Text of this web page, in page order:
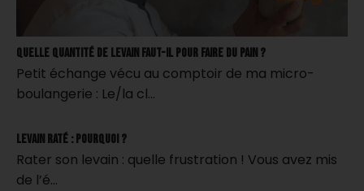
Quelle quantité de levain faut-il pour faire du pain ?
Petit échange vécu au comptoir de ma micro-
boulangerie : Le/la cl…
Levain raté : pourquoi ?
Rater son levain : quelle frustration ! Vous avez mis
de l’é…